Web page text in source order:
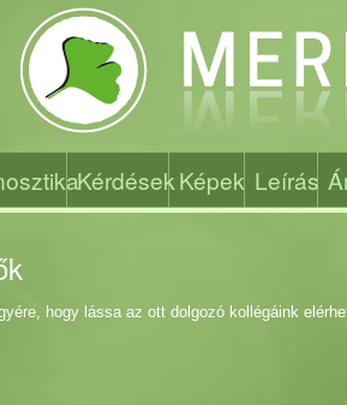
KérdésekKépek Leírás
hogy lássa az ott dolgozó kollégáink